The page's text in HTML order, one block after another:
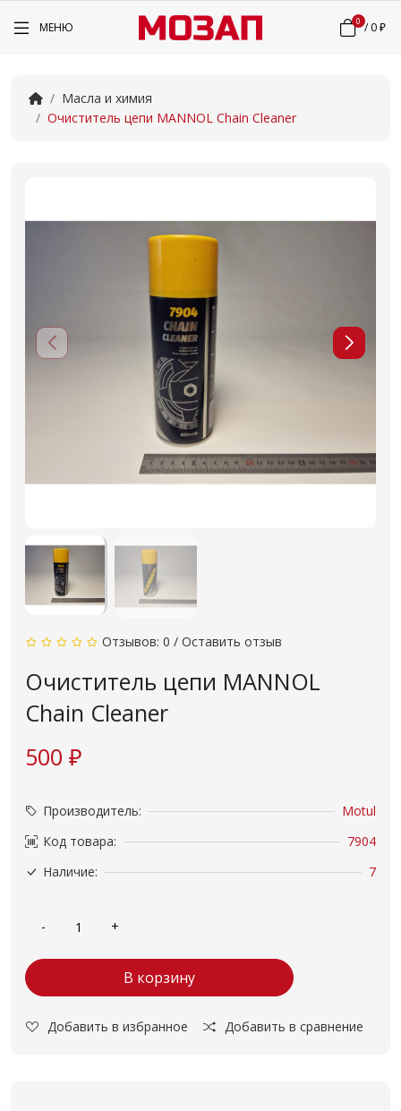
МЕНЮ 0 /0 ₽
Масла и химия
Очиститель цепи MANNOL Chain Cleaner
Отзывов: 0 / Оставить отзыв
Очиститель цепи MANNOL
Chain Cleaner
500 ₽
Производитель:
Motul
Код товара:
7904
Наличие:
7
В корзину
Добавить в избранное Добавить в сравнение